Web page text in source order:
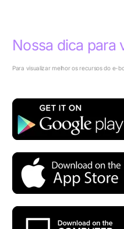
Nossa dica para
Para visualizar melhor os recursos do e-